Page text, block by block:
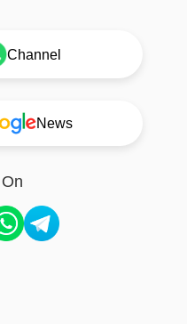
Channel
News